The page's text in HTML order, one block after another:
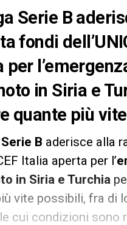
Serie B
fondi
per
in Siria e
quante più
B aderisce alla
Italia aperta per l’
in Siria e Turchia
vite possibili, fra di
cui condizioni sono